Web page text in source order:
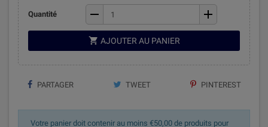
Quantité remove add
 AJOUTER AU PANIER
PARTAGER TWEET PINTEREST
Votre panier doit contenir au moins €50,00 de produits pour